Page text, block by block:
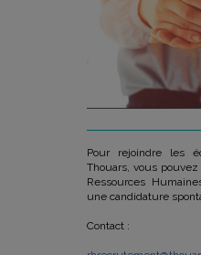
Pour rejoindre les
Thouars, vous
Ressources
une candidature
Contact :